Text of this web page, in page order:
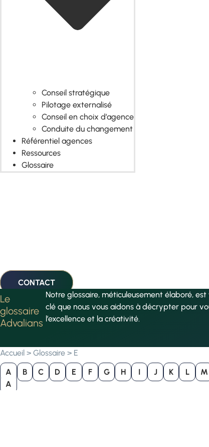
Conseil stratégique
Pilotage externalisé
Conseil en choix d’agence
Conduite du changement
Référentiel agences
Ressources
Glossaire
CONTACT
Le
glossaire
Advalians
Notre glossaire, méticuleusement élaboré,
clé que nous vous aidons à décrypter pour
l’excellence et la créativité.
Accueil > Glossaire > E
A B C D E F G H I J K L M
A